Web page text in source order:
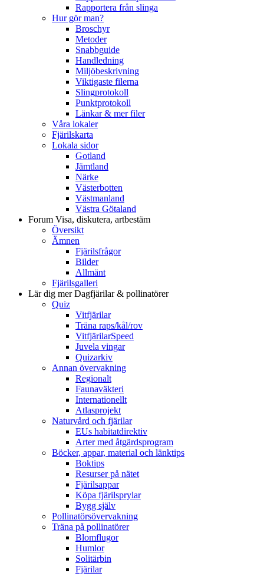
Rapportera från slinga
Hur gör man?
Broschyr
Metoder
Snabbguide
Handledning
Miljöbeskrivning
Viktigaste filerna
Slingprotokoll
Punktprotokoll
Länkar & mer filer
Våra lokaler
Fjärilskarta
Lokala sidor
Gotland
Jämtland
Närke
Västerbotten
Västmanland
Västra Götaland
Forum Visa, diskutera, artbestäm
Översikt
Ämnen
Fjärilsfrågor
Bilder
Allmänt
Fjärilsgalleri
Lär dig merDagfjärilar & pollinatörer
Quiz
Vitfjärilar
Träna raps/kål/rov
VitfjärilarSpeed
Juvela vingar
Quizarkiv
Annan övervakning
Regionalt
Faunaväkteri
Internationellt
Atlasprojekt
Naturvård och fjärilar
EUs habitatdirektiv
Arter med åtgärdsprogram
Böcker, appar, material och länktips
Boktips
Resurser på nätet
Fjärilsappar
Köpa fjärilsprylar
Bygg själv
Pollinatörsövervakning
Träna på pollinatörer
Blomflugor
Humlor
Solitärbin
Fjärilar